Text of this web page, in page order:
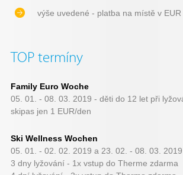
výše uvedené - platba na místě v EUR
TOP termíny
Family Euro Woche
05. 01. - 08. 03. 2019 - děti do 12 let při
skipas jen 1 EUR/den
Ski Wellness Wochen
05. 01. - 02. 02. 2019 a 23. 02. - 08. 03. 2019
3 dny lyžování - 1x vstup do Therme zdarma